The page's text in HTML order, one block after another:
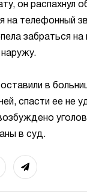
он распахнул
на телефонный
забраться на
наружу.
в
спасти ее не
в суд.